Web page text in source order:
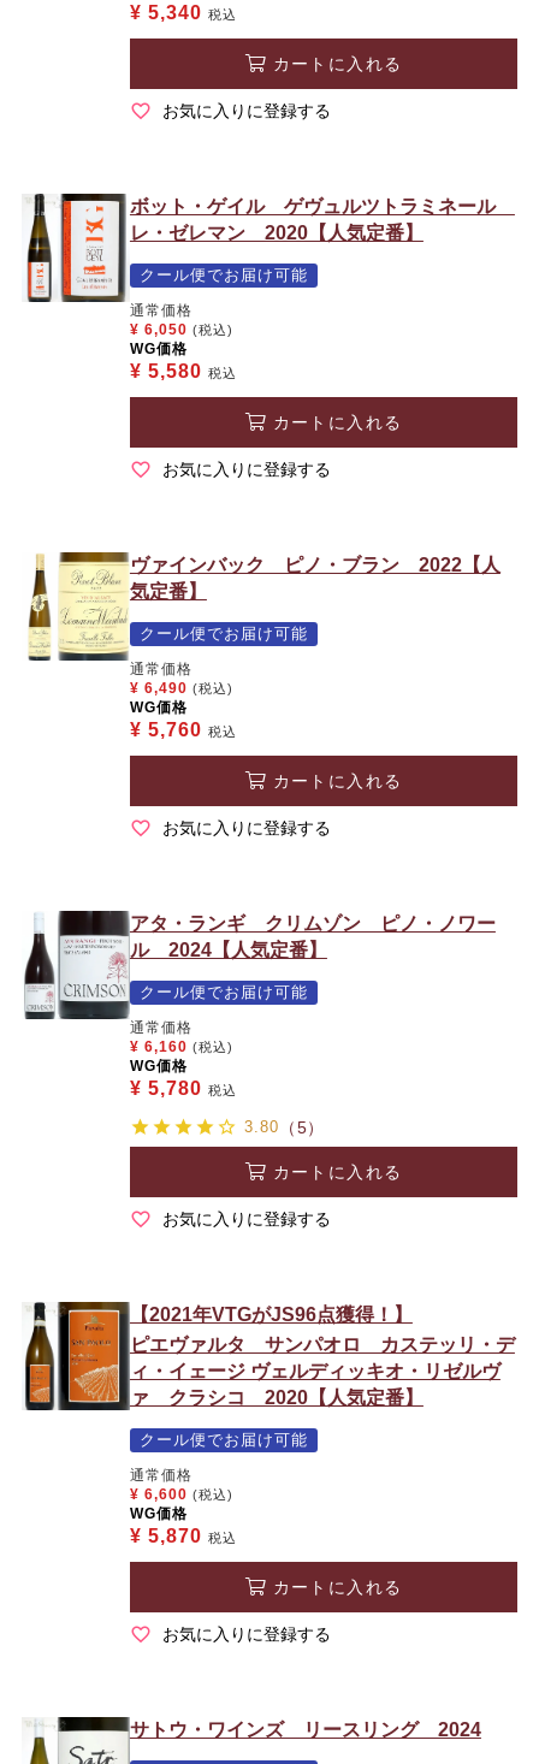
¥ 5,340 税込
カートに入れる
お気に入りに登録する
ボット・ゲイル ゲヴュルツトラミネール
レ・ゼレマン 2020【人気定番】
クール便でお届け可能
通常価格
¥ 6,050 (税込)
WG価格
¥ 5,580 税込
カートに入れる
お気に入りに登録する
ヴァインバック ピノ・ブラン 2022【人
気定番】
クール便でお届け可能
通常価格
¥ 6,490 (税込)
WG価格
¥ 5,760 税込
カートに入れる
お気に入りに登録する
アタ・ランギ クリムゾン ピノ・ノワー
ル 2024【人気定番】
クール便でお届け可能
通常価格
¥ 6,160 (税込)
WG価格
¥ 5,780 税込
3.80 （5）
カートに入れる
お気に入りに登録する
【2021年VTGがJS96点獲得！】
ピエヴァルタ サンパオロ カステッリ・デ
ィ・イェージ ヴェルディッキオ・リゼルヴ
ァ クラシコ 2020【人気定番】
クール便でお届け可能
通常価格
¥ 6,600 (税込)
WG価格
¥ 5,870 税込
カートに入れる
お気に入りに登録する
サトウ・ワインズ リースリング 2024